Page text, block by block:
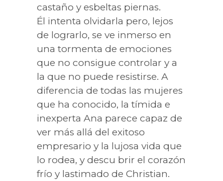
castaño y esbeltas piernas.
Él intenta olvidarla pero, lejos
de lograrlo, se ve inmerso en
una tormenta de emociones
que no consigue controlar y a
la que no puede resistirse. A
diferencia de todas las mujeres
que ha conocido, la tímida e
inexperta Ana parece capaz de
ver más allá del exitoso
empresario y la lujosa vida que
lo rodea, y descu brir el corazón
frío y lastimado de Christian.